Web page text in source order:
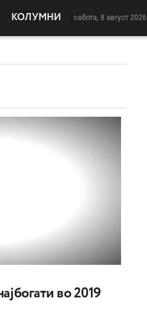
КОЛУМНИ сабота, 8 август 2026
во 2019